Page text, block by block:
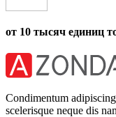
от 10 тысяч единиц
Condimentum
scelerisque neque dis